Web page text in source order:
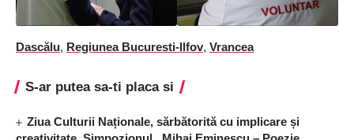
Dascălu, Regiunea Bucuresti-Ilfov, Vrancea
S-ar putea sa-ti placa si
Ziua Culturii Naționale, sărbătorită cu implicare și